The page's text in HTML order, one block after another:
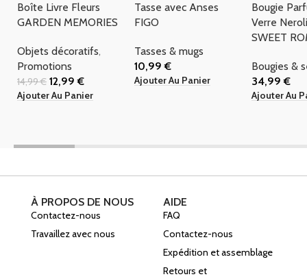
Boîte Livre Fleurs
GARDEN MEMORIES
Objets décoratifs,
Promotions
14,99€ 12,99€
Ajouter Au Panier
Tasse avec Anses
FIGO
Tasses & mugs
10,99€
Ajouter Au Panier
Bougie
Verre
SWEET
Bougies &
34,99€
Ajouter Au
À PROPOS DE NOUS
Contactez-nous
Travaillez avec nous
AIDE
FAQ
Contactez-nous
Expédition et assemblage
Retours et